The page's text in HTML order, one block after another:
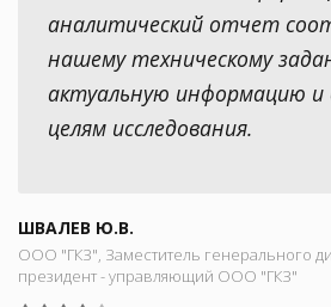
аналитический отчет
нашему техническому
актуальную информацию
целям исследования.
ШВАЛЕВ Ю.В.
ООО "ГКЗ", Заместитель генерального
президент - управляющий ООО "ГКЗ"